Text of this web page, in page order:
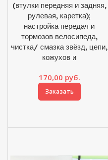
(втулки передняя и задняя,
рулевая, каретка);
настройка передач и
тормозов велосипеда,
чистка/ смазка звёзд, цепи,
кожухов и
170,00 руб.
Заказать